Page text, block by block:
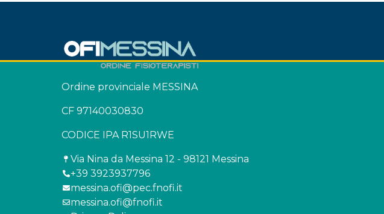
Ordine provinciale MESSINA
CF 97140030830
CODICE IPA R1SU1RWE
Via Nina da Messina 12 - 98121 Messina
+39 3923937796
messina.ofi@pec.fnofi.it
messina.ofi@fnofi.it